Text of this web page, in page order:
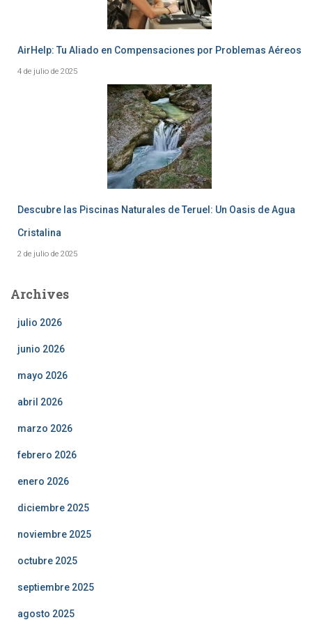
AirHelp: Tu Aliado en Compensaciones por Problemas Aéreos
4 de julio de 2025
Descubre las Piscinas Naturales de Teruel: Un Oasis de Agua
Cristalina
2 de julio de 2025
Archives
julio 2026
junio 2026
mayo 2026
abril 2026
marzo 2026
febrero 2026
enero 2026
diciembre 2025
noviembre 2025
octubre 2025
septiembre 2025
agosto 2025